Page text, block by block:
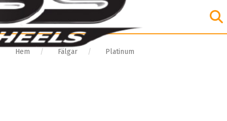
Hem Fälgar Platinum